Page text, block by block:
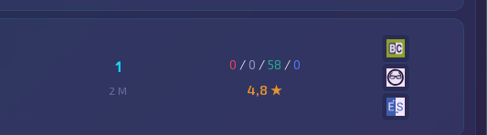
1
2 M
0 / 0 / 58 /0
4,8 ★